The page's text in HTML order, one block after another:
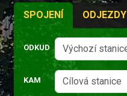
SPOJENÍ ODJEZDY
ODKUD
KAM